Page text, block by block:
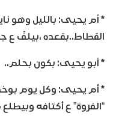
* أم يحيى: بالليل وهو
القطاط..بقعده ،بيلفّ ع
* أبو يحيى: بكون بحلم..
* أم يحيى: وكل يوم
“الفروة” ع أكتافه